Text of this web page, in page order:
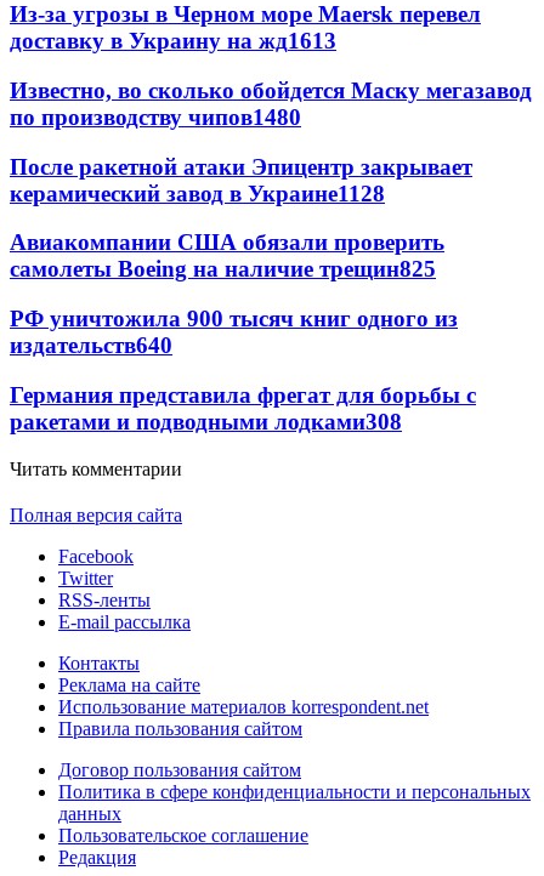
Из-за угрозы в Черном море Maersk перевел
доставку в Украину на жд1613
Известно, во сколько обойдется Маску мегазавод
по производству чипов1480
После ракетной атаки Эпицентр закрывает
керамический завод в Украине1128
Авиакомпании США обязали проверить
самолеты Boeing на наличие трещин825
РФ уничтожила 900 тысяч книг одного из
издательств640
Германия представила фрегат для борьбы с
ракетами и подводными лодками308
Читать комментарии
Полная версия сайта
Facebook
Twitter
RSS-ленты
E-mail рассылка
Контакты
Реклама на сайте
Использование материалов korrespondent.net
Правила пользования сайтом
Договор пользования сайтом
Политика в сфере конфиденциальности и персональных
данных
Пользовательское соглашение
Редакция